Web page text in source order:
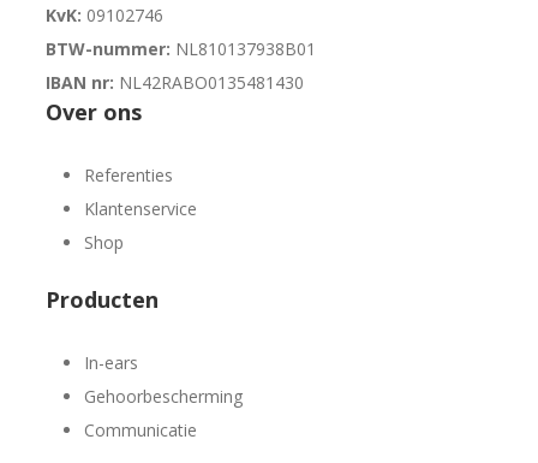
KvK: 09102746
BTW-nummer: NL810137938B01
IBAN nr: NL42RABO0135481430
Over ons
Referenties
Klantenservice
Shop
Producten
In-ears
Gehoorbescherming
Communicatie